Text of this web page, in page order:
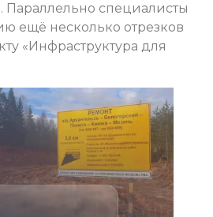
Параллельно специалисты
ещё несколько отрезков
«Инфраструктура для